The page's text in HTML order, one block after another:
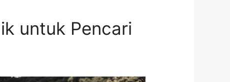
untuk Pencari